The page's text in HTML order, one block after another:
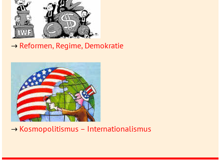
→ Reformen, Regime, Demokratie
→ Kosmopolitismus – Inter­natio­nalismus